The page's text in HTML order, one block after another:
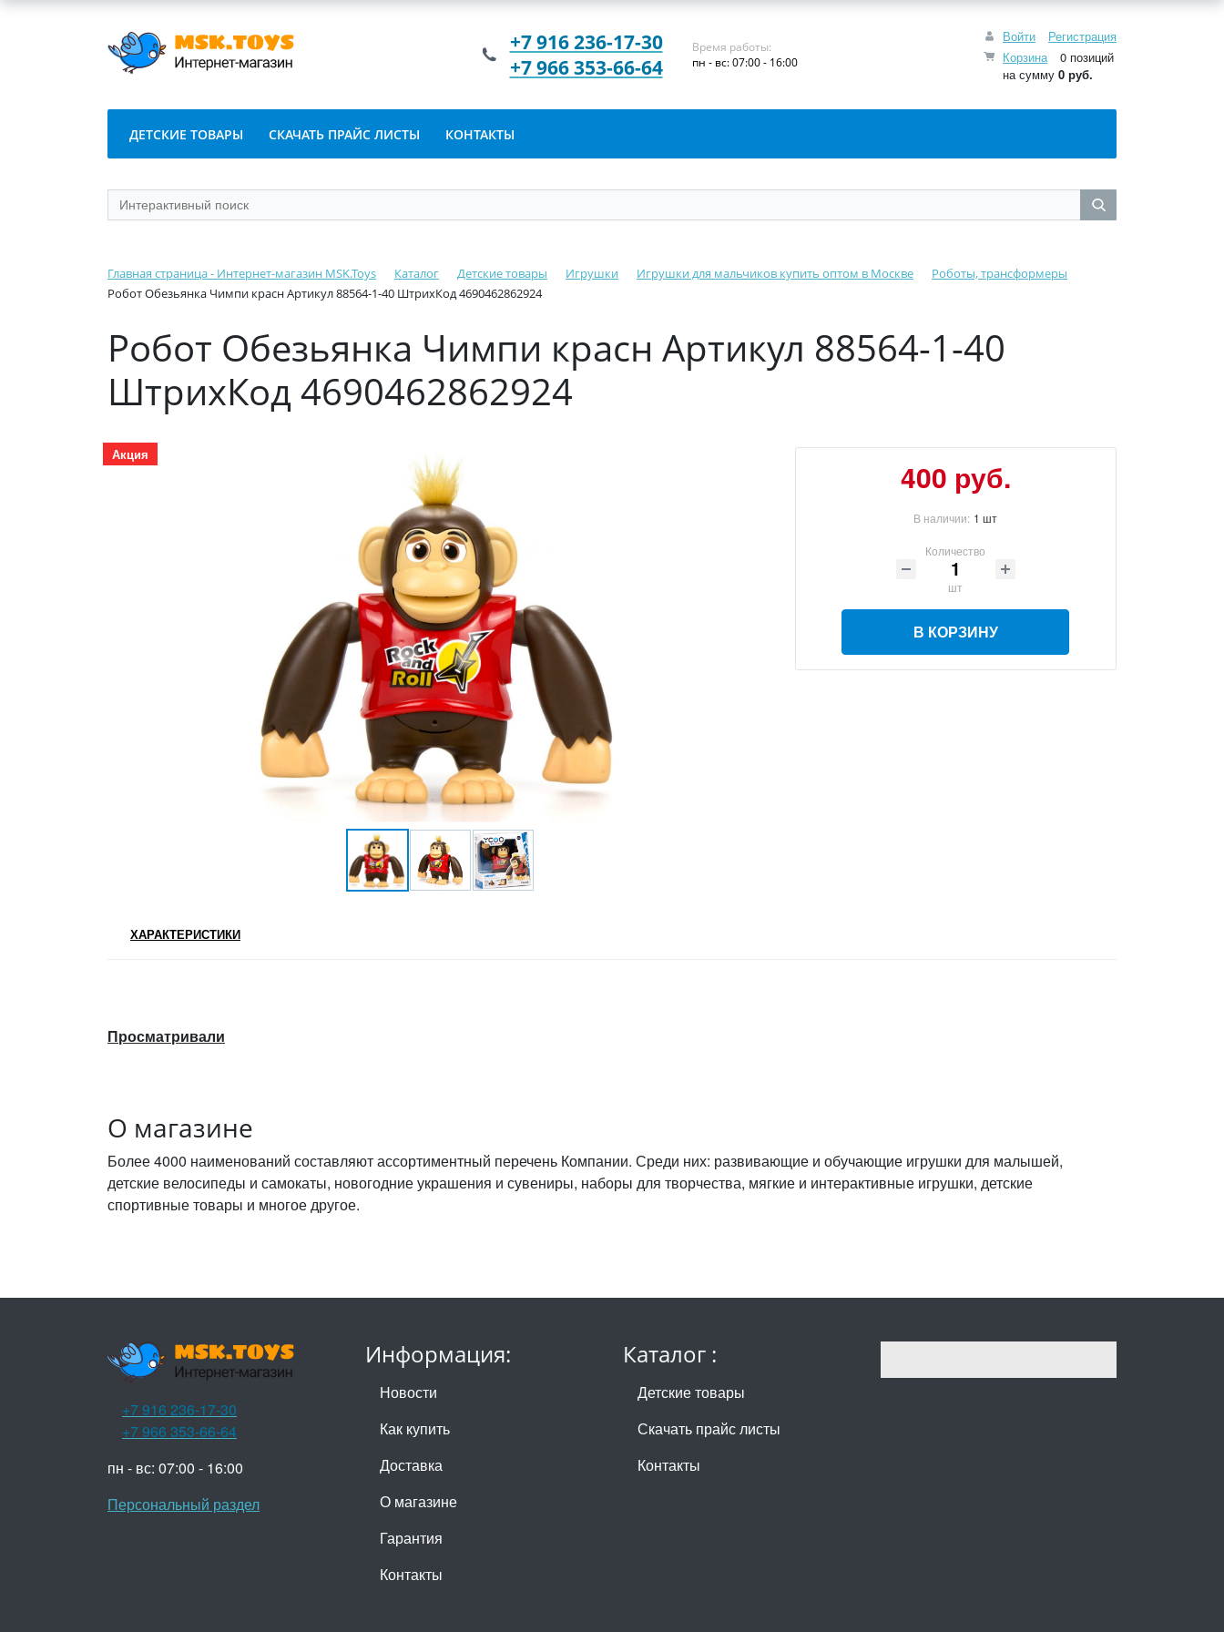
Войти
Регистрация
Корзина
0 позиций
на сумму 0 руб.
+7 916 236-17-30
+7 966 353-66-64
Время работы:
пн - вс: 07:00 - 16:00
ДЕТСКИЕ ТОВАРЫ СКАЧАТЬ ПРАЙС ЛИСТЫ КОНТАКТЫ
Главная страница - Интернет-магазин MSK.Toys Каталог Детские товары Игрушки Игрушки для мальчиков купить оптом в Москве
Роботы, трансформеры
Робот Обезьянка Чимпи красн Артикул 88564-1-40 ШтрихКод 4690462862924
Робот Обезьянка Чимпи красн Артикул 88564-1-40
ШтрихКод 4690462862924
Акция
400 руб.
В наличии: 1 шт
Количество
шт
В КОРЗИНУ
ХАРАКТЕРИСТИКИ
Просматривали
О магазине
Более 4000 наименований составляют ассортиментный перечень Компании. Среди них: развивающие и обучающие игрушки для малышей,
детские велосипеды и самокаты, новогодние украшения и сувениры, наборы для творчества, мягкие и интерактивные игрушки, детские
спортивные товары и многое другое.
Информация:
Новости
Как купить
Доставка
О магазине
Гарантия
Контакты
Каталог :
Детские товары
Скачать прайс листы
Контакты
+7 916 236-17-30
+7 966 353-66-64
пн - вс: 07:00 - 16:00
Персональный раздел